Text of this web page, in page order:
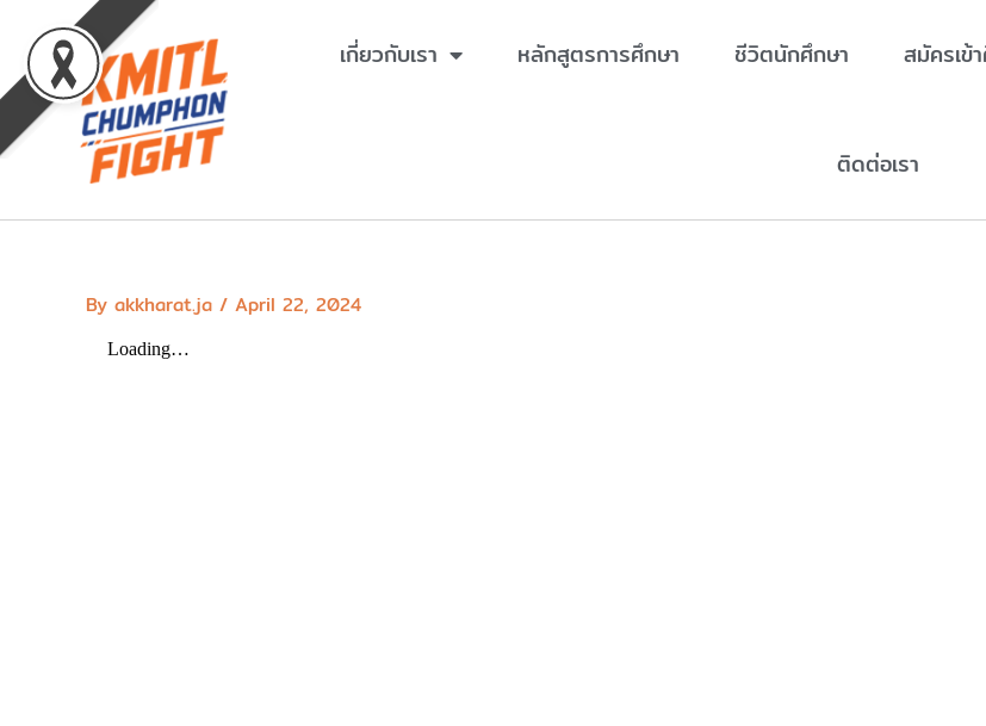
content
เกี่ยวกับเรา หลักสูตรการศึกษา ชีวิตนักศึกษา สมัครเข้
ติดต่อเรา
By akkharat.ja / April 22, 2024